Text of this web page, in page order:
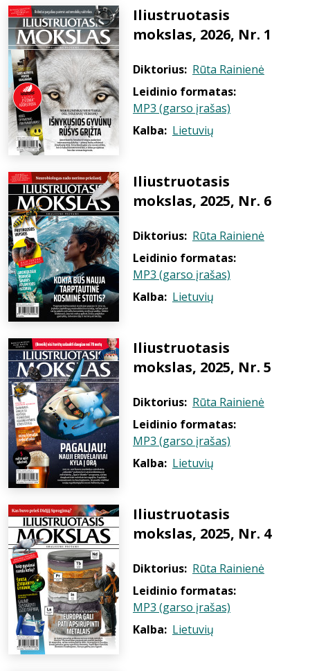
Iliustruotasis
mokslas, 2026, Nr. 1
Diktorius: Rūta Rainienė
Leidinio formatas:
MP3 (garso įrašas)
Kalba: Lietuvių
Iliustruotasis
mokslas, 2025, Nr. 6
Diktorius: Rūta Rainienė
Leidinio formatas:
MP3 (garso įrašas)
Kalba: Lietuvių
Iliustruotasis
mokslas, 2025, Nr. 5
Diktorius: Rūta Rainienė
Leidinio formatas:
MP3 (garso įrašas)
Kalba: Lietuvių
Iliustruotasis
mokslas, 2025, Nr. 4
Diktorius: Rūta Rainienė
Leidinio formatas:
MP3 (garso įrašas)
Kalba: Lietuvių